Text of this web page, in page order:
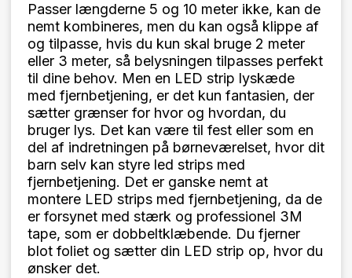
Passer længderne 5 og 10 meter ikke, kan de
nemt kombineres, men du kan også klippe af
og tilpasse, hvis du kun skal bruge 2 meter
eller 3 meter, så belysningen tilpasses perfekt
til dine behov. Men en LED strip lyskæde
med fjernbetjening, er det kun fantasien, der
sætter grænser for hvor og hvordan, du
bruger lys. Det kan være til fest eller som en
del af indretningen på børneværelset, hvor dit
barn selv kan styre led strips med
fjernbetjening. Det er ganske nemt at
montere LED strips med fjernbetjening, da de
er forsynet med stærk og professionel 3M
tape, som er dobbeltklæbende. Du fjerner
blot foliet og sætter din LED strip op, hvor du
ønsker det.